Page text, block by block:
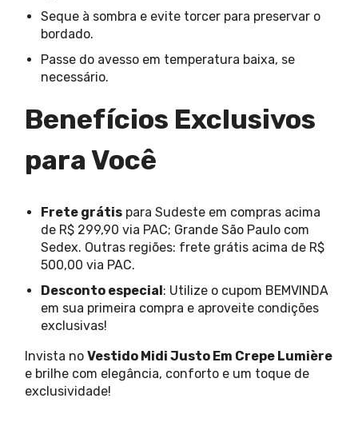
Seque à sombra e evite torcer para preservar o
bordado.
Passe do avesso em temperatura baixa, se
necessário.
Benefícios Exclusivos
para Você
Frete grátis para Sudeste em compras acima
de R$ 299,90 via PAC; Grande São Paulo com
Sedex. Outras regiões: frete grátis acima de R$
500,00 via PAC.
Desconto especial: Utilize o cupom BEMVINDA
em sua primeira compra e aproveite condições
exclusivas!
Invista no Vestido Midi Justo Em Crepe Lumière
e brilhe com elegância, conforto e um toque de
exclusividade!